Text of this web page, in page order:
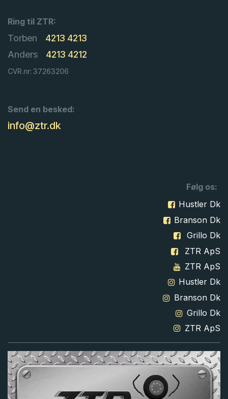
Ring til ZTR:
Torben
4213 4213
Anders
4213 4212
CVR.nr: 37263206
Send en besked:
info@ztr.dk
Følg os:
Hustler Dk
Branson Dk
Grillo Dk
ZTR ApS
ZTR ApS
Hustler Dk
Branson Dk
Grillo Dk
ZTR ApS